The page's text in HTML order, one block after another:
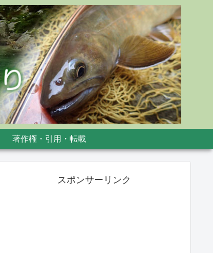
著作権・引用・転載
スポンサーリンク